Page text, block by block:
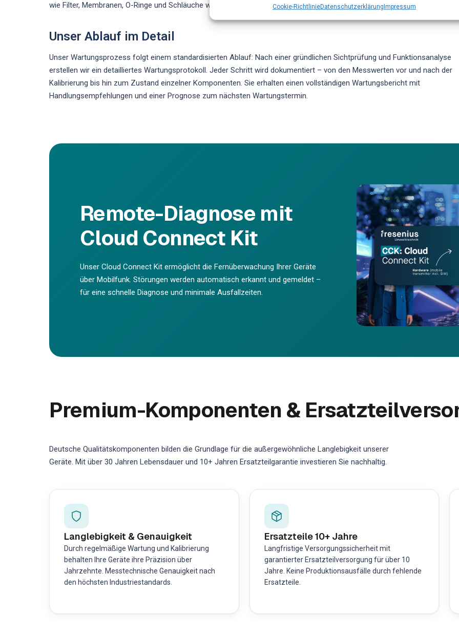
Cookie-RichtlinieDatenschutzerklärungImpressum
wie Filter, Membranen, O-Ringe und Schläuche werden nach Herstellervorschrift getauscht.
Unser Ablauf im Detail
Unser Wartungsprozess folgt einem standardisierten Ablauf: Nach einer gründlichen Sichtprüfung und Funktionsanalyse
erstellen wir ein detailliertes Wartungsprotokoll. Jeder Schritt wird dokumentiert – von den Messwerten vor und nach der
Kalibrierung bis hin zum Zustand einzelner Komponenten. Sie erhalten einen vollständigen Wartungsbericht mit
Handlungsempfehlungen und einer Prognose zum nächsten Wartungstermin.
Remote-Diagnose mit
Cloud Connect Kit
Unser Cloud Connect Kit ermöglicht die Fernüberwachung Ihrer Geräte
über Mobilfunk. Störungen werden automatisch erkannt und gemeldet –
für eine schnelle Diagnose und minimale Ausfallzeiten.
Premium-Komponenten &
Deutsche Qualitätskomponenten bilden die Grundlage für die außergewöhnliche Langlebigkeit unserer
Geräte. Mit über 30 Jahren Lebensdauer und 10+ Jahren Ersatzteilgarantie investieren Sie nachhaltig.
Langlebigkeit & Genauigkeit
Durch regelmäßige Wartung und Kalibrierung
behalten Ihre Geräte ihre Präzision über
Jahrzehnte. Messtechnische Genauigkeit nach
den höchsten Industriestandards.
Ersatzteile 10+ Jahre
Langfristige Versorgungssicherheit mit
garantierter Ersatzteilversorgung für über 10
Jahre. Keine Produktionsausfälle durch fehlende
Ersatzteile.